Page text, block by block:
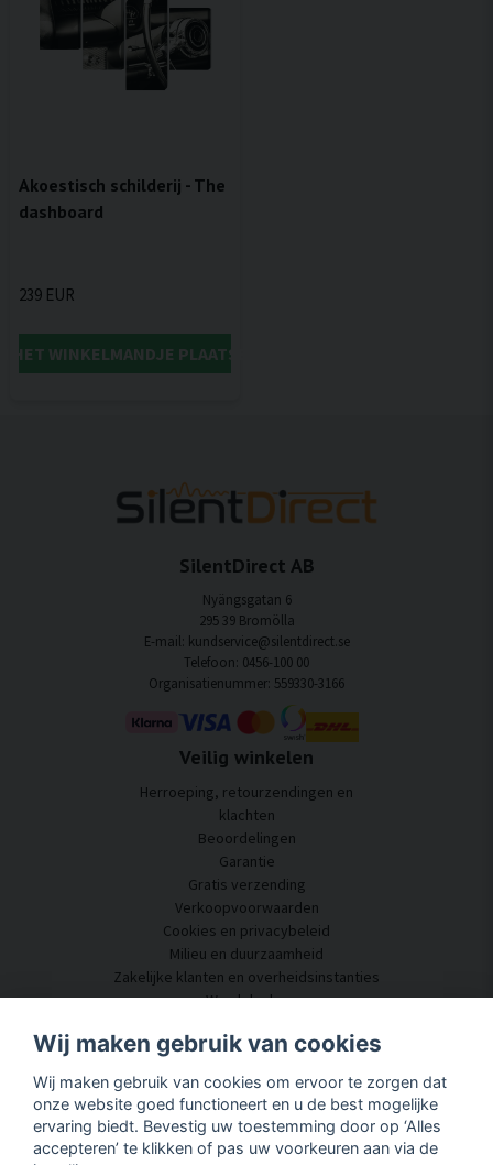
Akoestisch schilderij - The
dashboard
239 EUR
HET WINKELMANDJE PLAATSEN
SilentDirect AB
Nyängsgatan 6
295 39 Bromölla
E-mail: kundservice@silentdirect.se
Telefoon: 0456-100 00
Organisatienummer: 559330-3166
Veilig winkelen
Herroeping, retourzendingen en
klachten
Beoordelingen
Garantie
Gratis verzending
Verkoopvoorwaarden
Cookies en privacybeleid
Milieu en duurzaamheid
Zakelijke klanten en overheidsinstanties
Word dealer
Klantenservice
Neem contact met ons op
Akoestisch advies
Montage en installatie
Vragen en antwoorden
Wij maken gebruik van cookies
Wij maken gebruik van cookies om ervoor te zorgen dat
onze website goed functioneert en u de best mogelijke
ervaring biedt. Bevestig uw toestemming door op ‘Alles
accepteren’ te klikken of pas uw voorkeuren aan via de